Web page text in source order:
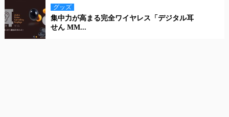
グッズ
集中力が高まる完全ワイヤレス「デジタル耳
せん MM...